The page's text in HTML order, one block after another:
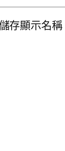
存顯示名